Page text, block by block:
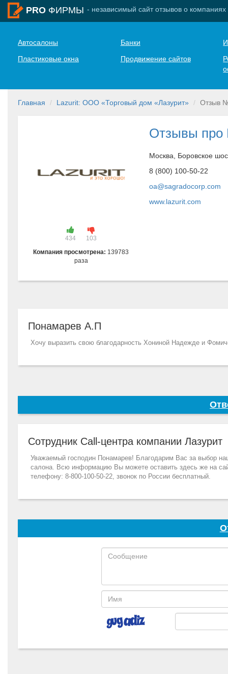
PRO ФИРМЫ - независимый сайт отзывов о компаниях
Автосалоны Банки
Пластиковые окна
Продвижение сайтов
Главная Lazurit: ООО «Торговый дом «Лазурит» Отзыв
434
103
Компания просмотрена: 139783
раза
Отзывы про
Москва, Боровское
8 (800) 100-50-22
oa@sagradocorp.com
www.lazurit.com
Понамарев А.П
Хочу выразить свою благодарность Хониной Надежде и
Сотрудник Call-центра компании Лазурит
Уважаемый господин Понамарев! Благодарим Вас за выбор
салона. Всю информацию Вы можете оставить здесь же на
телефону: 8-800-100-50-22, звонок по России бесплатный.